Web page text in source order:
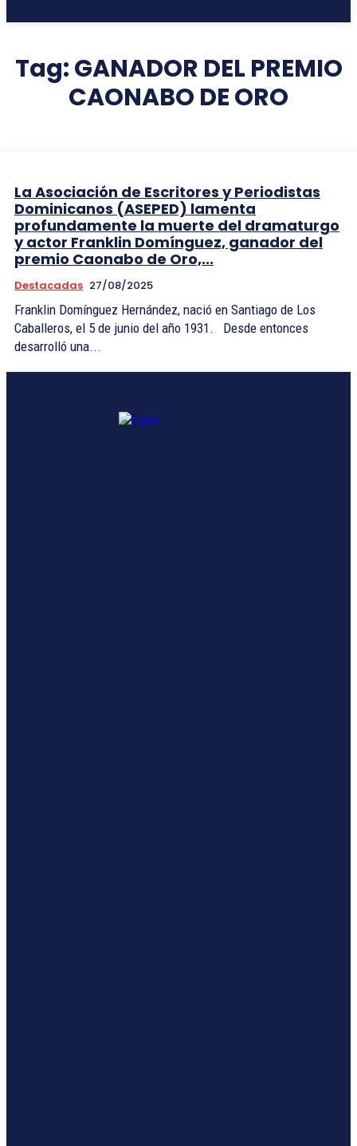
Tag:GANADOR DEL PREMIO
CAONABO DE ORO
La Asociación de Escritores y Periodistas
Dominicanos (ASEPED) lamenta
profundamente la muerte del dramaturgo
y actor Franklin Domínguez, ganador del
premio Caonabo de Oro,...
Destacadas 27/08/2025
Franklin Domínguez Hernández, nació en Santiago de Los
Caballeros, el 5 de junio del año 1931. Desde entonces
desarrolló una...